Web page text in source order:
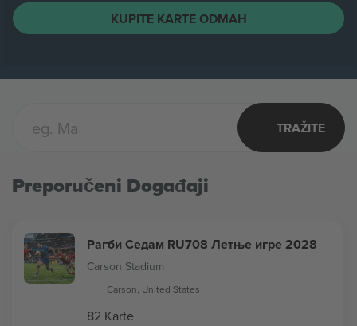
KUPITE KARTE ODMAH
TRAŽITE
Preporučeni Događaji
Рагби Седам RU708 Летње игре 2028
Carson Stadium
Carson, United States
82 Karte